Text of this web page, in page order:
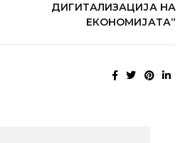
ДИГИТАЛИЗАЦИЈА НА
ЕКОНОМИЈАТА“